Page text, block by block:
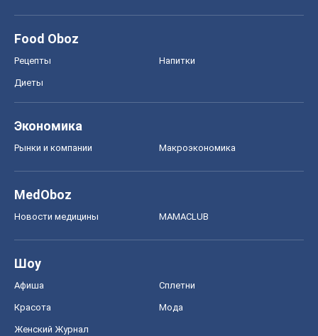
Food Oboz
Рецепты Напитки
Диеты
Экономика
Рынки и компании Mакроэкономика
MedOboz
Новости медицины MAMACLUB
Шоу
Афиша Сплетни
Красота Мода
Женский Журнал